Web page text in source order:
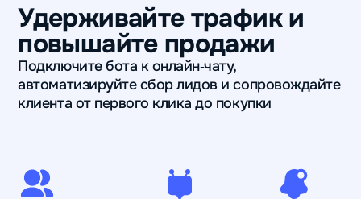
Удерживайте трафик и
повышайте продажи
Подключите бота к онлайн‑чату,
автоматизируйте сбор лидов и сопровождайте
клиента от первого клика до покупки